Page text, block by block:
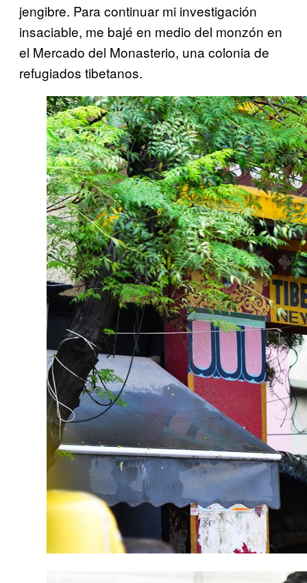
jengibre. Para continuar mi investigación
insaciable, me bajé en medio del monzón en
el Mercado del Monasterio, una colonia de
refugiados tibetanos.